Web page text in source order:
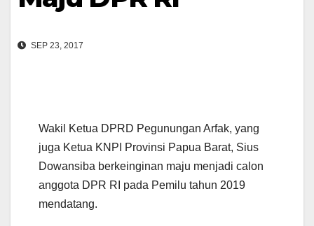
SEP 23, 2017
Wakil Ketua DPRD Pegunungan Arfak, yang
juga Ketua KNPI Provinsi Papua Barat, Sius
Dowansiba berkeinginan maju menjadi calon
anggota DPR RI pada Pemilu tahun 2019
mendatang.